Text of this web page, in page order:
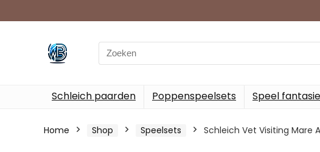
Search
for:
Schleich paarden Poppenspeelsets Speel fantasie
Home Shop Speelsets Schleich Vet Visiting Mare